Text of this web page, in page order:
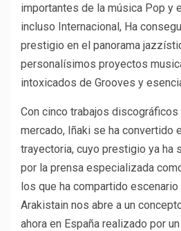
importantes de la música Pop y
incluso Internacional, Ha
prestigio en el panorama
personalísimos proyectos
intoxicados de Grooves y
Con cinco trabajos
mercado, Iñaki se ha convertido
trayectoria, cuyo prestigio ya ha
por la prensa especializada
los que ha compartido
Arakistain nos abre a un
ahora en España realizado por